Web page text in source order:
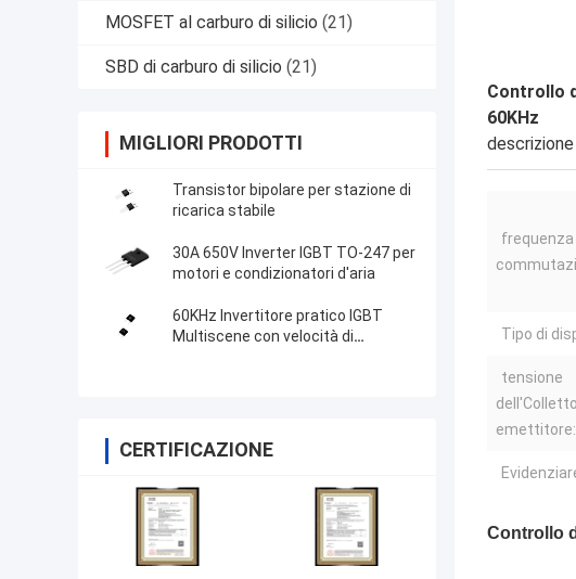
MOSFET al carburo di silicio (21)
SBD di carburo di silicio (21)
MIGLIORI PRODOTTI
Transistor bipolare per stazione di
ricarica stabile
30A 650V Inverter IGBT TO-247 per
motori e condizionatori d'aria
60KHz Invertitore pratico IGBT
Multiscene con velocità di
CERTIFICAZIONE
Controllo
60KHz
descrizione
frequenza
Tipo di
tensione
emettitore:
Controllo